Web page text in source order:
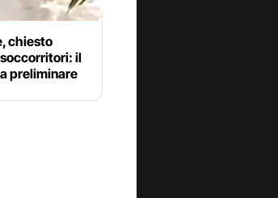
chiesto
il
preliminare